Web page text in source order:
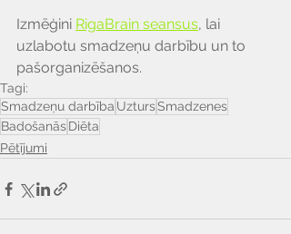
Izmēģini RigaBrain seansus, lai
uzlabotu smadzeņu darbību un to
pašorganizēšanos.
Tagi:
Smadzeņu darbība UztursSmadzenes
Badošanās Diēta
Pētījumi